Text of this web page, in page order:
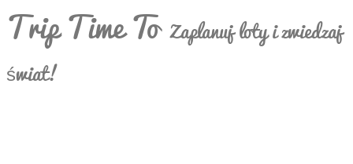
Trip Time To Zaplanuj loty i zwiedzaj
świat!